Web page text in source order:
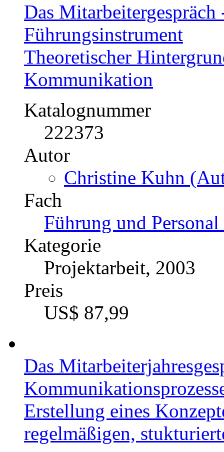
Das
Führungsinstrument
Theoretischer
Kommunikation
Katalognummer
222373
Autor
Christine Kuhn
Fach
Führung und
Kategorie
Projektarbeit, 2003
Preis
US$ 87,99
Das
Erstellung eines
regelmäßigen,